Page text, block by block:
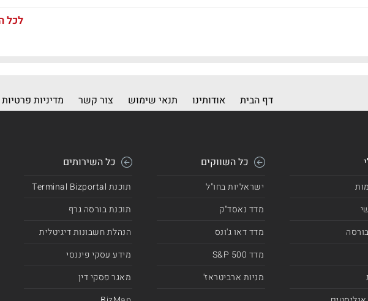
לכל
דף הבית אודותינו תנאי שימוש צור קשר מדיניות פרטיות
כל השווקים
ישראליות בחו"ל
מדד נאסד"ק
מדד דאו ג'ונס
מדד 500 S&P
מניות ארביטראז'
כל השירותים
תוכנת Terminal Bizportal
תוכנת בורסה גרף
הנהלת חשבונות דיגיטלית
מידע עסקי פיננסי
מאגר פסקי דין